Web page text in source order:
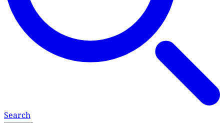
Search